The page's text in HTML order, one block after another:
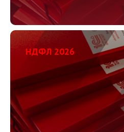
НДФЛ 2026